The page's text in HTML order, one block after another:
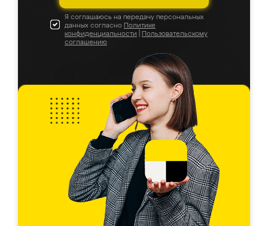
Я соглашаюсь на передачу персональных
данных согласно Политике
конфиденциальности
Пользовательскому
соглашению